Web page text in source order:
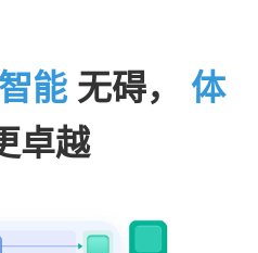
智能 ⽆碍， 体
卓越